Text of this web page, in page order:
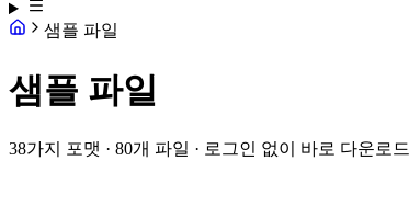
샘플 파일
샘플 파일
38가지 포맷 · 80개 파일 · 로그인 없이 바로 다운로드